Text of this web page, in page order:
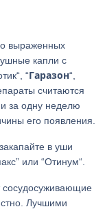
выраженных
капли с
“Гаразон“,
считаются
за одну неделю
его появления.
в уши
или “Отинум“.
сосудосуживающие
Лучшими